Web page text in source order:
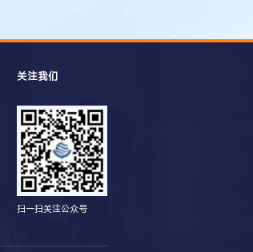
关注我们
扫一扫关注公众号